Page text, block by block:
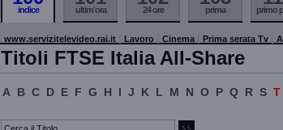
indice ultim'ora 24 ore prima primo
www.servizitelevideo.rai.it Lavoro Cinema Prima serata Tv
Titoli FTSE Italia All-Share
A B C D E F G H I J K L M N O P Q R S T